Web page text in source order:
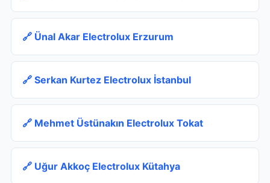
🔗 Ünal Akar Electrolux Erzurum
🔗 Serkan Kurtez Electrolux İstanbul
🔗 Mehmet Üstünakın Electrolux Tokat
🔗 Uğur Akkoç Electrolux Kütahya